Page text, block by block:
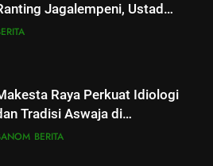
Jagalempeni, Ustad
Raya Perkuat Idiologi
Tradisi Aswaja di
Pelajar Yayasan Al
BERITA